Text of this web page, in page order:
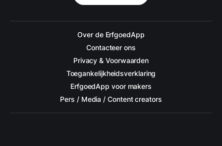
Over de ErfgoedApp
Contacteer ons
Privacy & Voorwaarden
Toegankelijkheidsverklaring
ErfgoedApp voor makers
Pers / Media / Content creators